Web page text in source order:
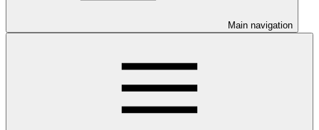
Main navigation